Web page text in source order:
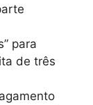
para
de três